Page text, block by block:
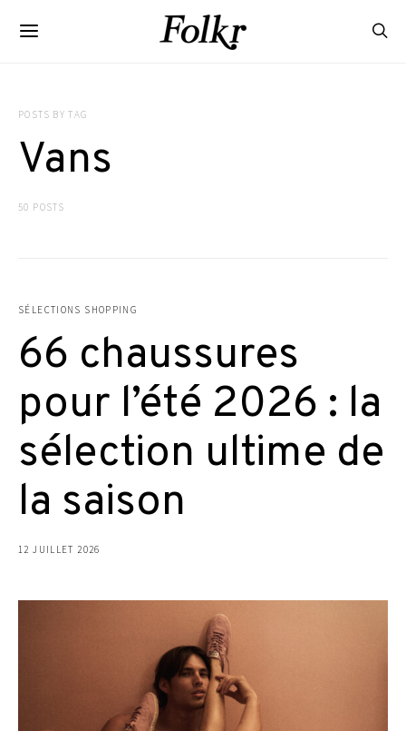
POSTS BY TAG
Vans
50 POSTS
SÉLECTIONS SHOPPING
66 chaussures
pour l’été 2026 : la
sélection ultime de
la saison
12 JUILLET 2026